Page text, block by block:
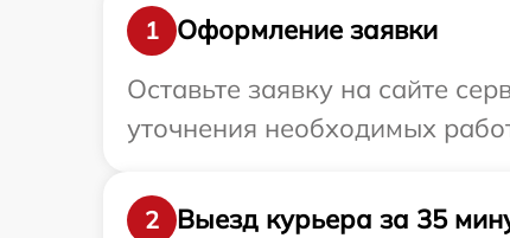
1
Оформление заявки
Оставьте заявку на сайте
уточнения необходимых
2
Выезд курьера за 35